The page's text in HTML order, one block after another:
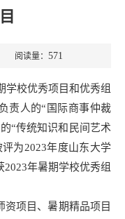
阅读量： 571
学校优秀项目和优秀组
责人的“国际商事仲裁
“传统知识和民间艺术
为2023年度山东大学
年暑期学校优秀组
资项目、暑期精品项目